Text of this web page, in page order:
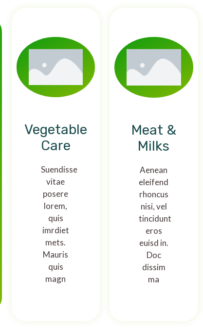
Vegetable
Care
Suendisse
vitae
posere
lorem,
quis
imrdiet
mets.
Mauris
quis
magn
Meat &
Milks
Aenean
eleifend
rhoncus
nisi, vel
tincidunt
eros
euisd in.
Doc
dissim
ma